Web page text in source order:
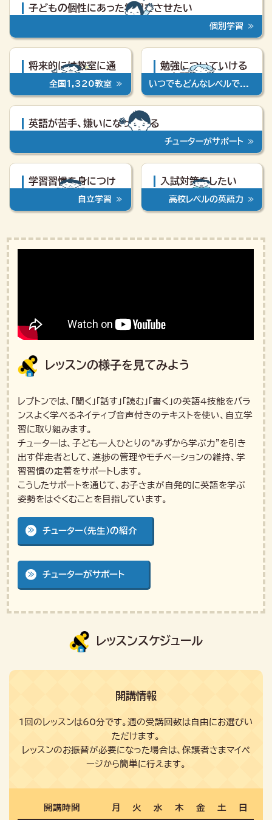
将来的には教室に通
全国1,320教室
勉強についていける
いつでもどんなレベルでも
子どもの個性にあった学習をさせたい
個別学習
英語が苦手、嫌いになっている
チューターがサポート
学習習慣を身につけ
自立学習
入試対策をしたい
高校レベルの英語力
レッスンの様子を見てみよう
レプトンでは、「聞く」「話す」「読む」「書く」の英語4技能をバラ
ンスよく学べるネイティブ音声付きのテキストを使い、自立学
習に取り組みます。
チューターは、子ども一人ひとりの“みずから学ぶ力”を引き
出す伴走者として、進捗の管理やモチベーションの維持、学
習習慣の定着をサポートします。
こうしたサポートを通じて、お子さまが自発的に英語を学ぶ
姿勢をはぐくむことを目指しています。
チューター（先生）の紹介
チューターがサポート
レッスンスケジュール
開講情報
1回のレッスンは60分です。週の受講回数は自由にお選びい
ただけます。
レッスンのお振替が必要になった場合は、保護者さまマイペ
ージから簡単に行えます。
開講時間 月 火 水 木 金 土 日